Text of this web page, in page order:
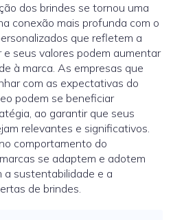
dos brindes se tornou uma
conexão mais profunda com o
que refletem a
seus valores podem aumentar
à marca. As empresas que
com as expectativas do
podem se beneficiar
ao garantir que seus
relevantes e significativos.
comportamento do
se adaptem e adotem
a sustentabilidade e a
de brindes.